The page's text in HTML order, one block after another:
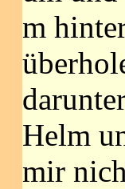
m
Helm
mir